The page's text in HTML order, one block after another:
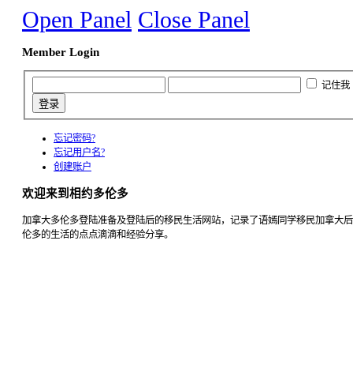
Open Panel Close Panel
Member Login
记住我
忘记密码?
忘记用户名?
创建账户
欢迎来到相约多伦多
加拿大多伦多登陆准备及登陆后的移民生活网站，记录了语嫣同学移民加拿大
伦多的生活的点点滴滴和经验分享。